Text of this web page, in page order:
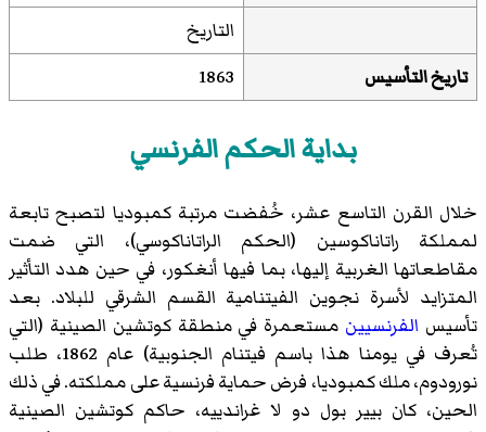
التاريخ
تاريخ التأسيس
1863
بداية الحكم الفرنسي
خلال القرن التاسع عشر، خُفضت مرتبة كمبوديا لتصبح تابعة
لمملكة راتاناكوسين (الحكم الراتاناكوسي)، التي ضمت
مقاطعاتها الغربية إليها، بما فيها أنغكور، في حين هدد التأثير
المتزايد لأسرة نجوين الفيتنامية القسم الشرقي للبلاد. بعد
تأسيس الفرنسيين مستعمرة في منطقة كوتشين الصينية (التي
تُعرف في يومنا هذا باسم فيتنام الجنوبية) عام 1862، طلب
نورودوم، ملك كمبوديا، فرض حماية فرنسية على مملكته. في ذلك
الحين، كان بيير بول دو لا غراندييه، حاكم كوتشين الصينية